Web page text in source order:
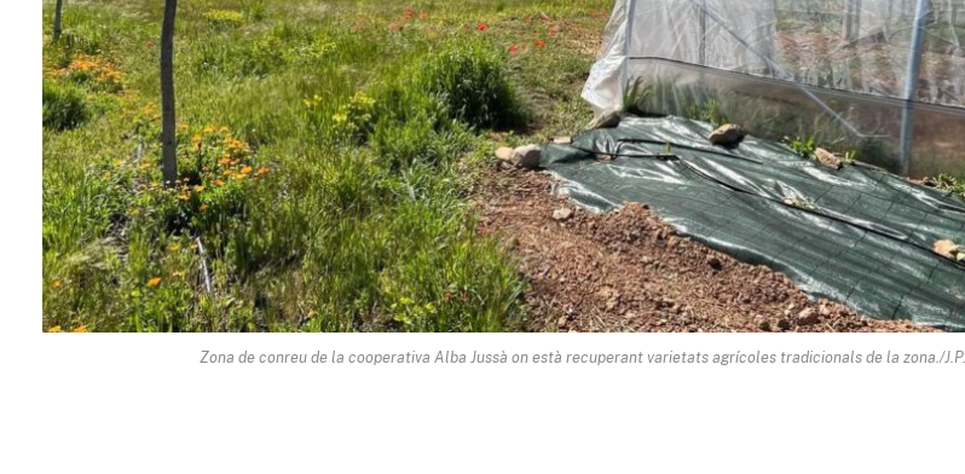
Zona de conreu de la cooperativa Alba Jussà on està recuperant varietats agrícoles tradicionals de la zona./J.P.